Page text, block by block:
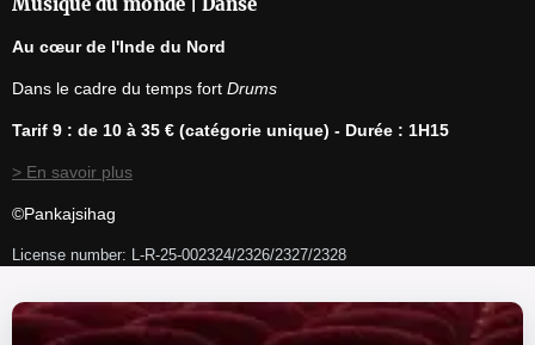
Au cœur de l'Inde du Nord
Dans le cadre du temps fort Drums
Tarif 9 : de 10 à 35 € (catégorie unique) - Durée : 1H15
> En savoir plus
©Pankajsihag
License number: L-R-25-002324/2326/2327/2328